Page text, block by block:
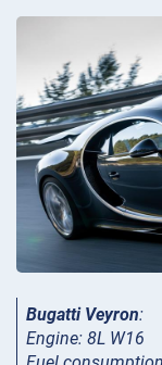
Bugatti Veyron:
Engine: 8L W16